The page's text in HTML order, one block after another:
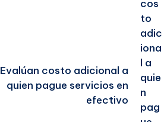
Evalúan costo adicional a
quien pague servicios en
efectivo